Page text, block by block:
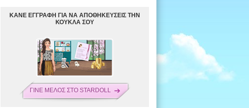
ΚΑΝΕ ΕΓΓΡΑΦΗ ΓΙΑ ΝΑ ΑΠΟΘΗΚΕΥΣΕΙΣ ΤΗΝ
ΚΟΥΚΛΑ ΣΟΥ
ΓΙΝΕ ΜΕΛΟΣ ΣΤΟ STARDOLL